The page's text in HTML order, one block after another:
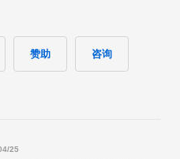
赞助 咨询
25